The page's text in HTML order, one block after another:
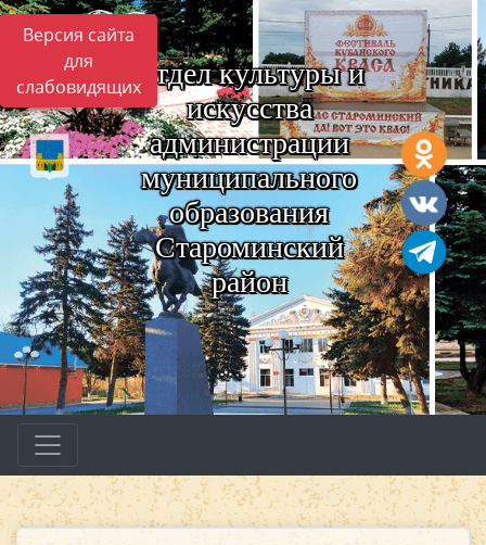
Версия сайта
для
слабовидящих Отдел культуры и
искусства
администрации
муниципального
образования
Староминский
район